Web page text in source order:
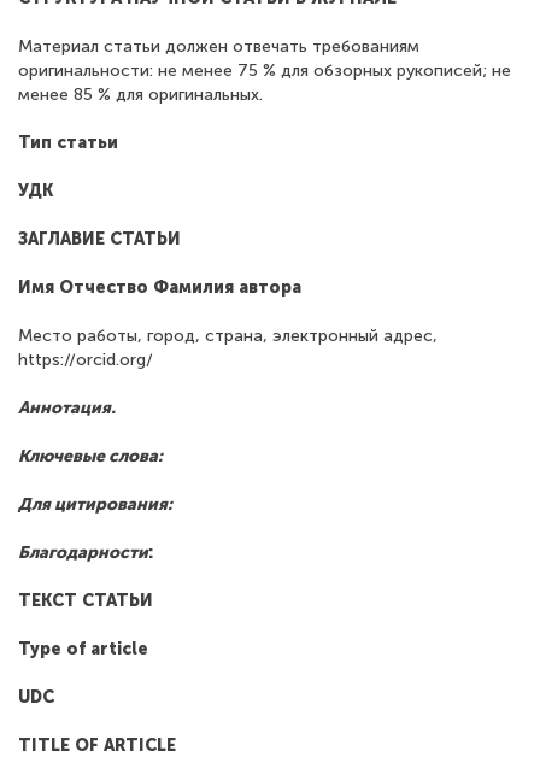
Материал статьи должен отвечать требованиям
оригинальности: не менее 75 % для обзорных рукописей; не
менее 85 % для оригинальных.
Тип статьи
УДК
ЗАГЛАВИЕ СТАТЬИ
Имя Отчество Фамилия автора
Место работы, город, страна, электронный адрес,
https://orcid.org/
Аннотация.
Ключевые слова:
Для цитирования:
Благодарности:
ТЕКСТ СТАТЬИ
Type of article
UDC
TITLE OF ARTICLE